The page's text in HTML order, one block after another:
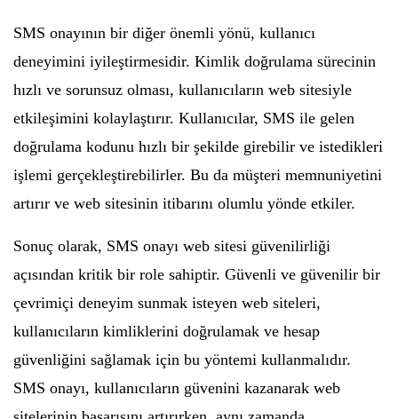
SMS onayının bir diğer önemli yönü, kullanıcı
deneyimini iyileştirmesidir. Kimlik doğrulama sürecinin
hızlı ve sorunsuz olması, kullanıcıların web sitesiyle
etkileşimini kolaylaştırır. Kullanıcılar, SMS ile gelen
doğrulama kodunu hızlı bir şekilde girebilir ve istedikleri
işlemi gerçekleştirebilirler. Bu da müşteri memnuniyetini
artırır ve web sitesinin itibarını olumlu yönde etkiler.
Sonuç olarak, SMS onayı web sitesi güvenilirliği
açısından kritik bir role sahiptir. Güvenli ve güvenilir bir
çevrimiçi deneyim sunmak isteyen web siteleri,
kullanıcıların kimliklerini doğrulamak ve hesap
güvenliğini sağlamak için bu yöntemi kullanmalıdır.
SMS onayı, kullanıcıların güvenini kazanarak web